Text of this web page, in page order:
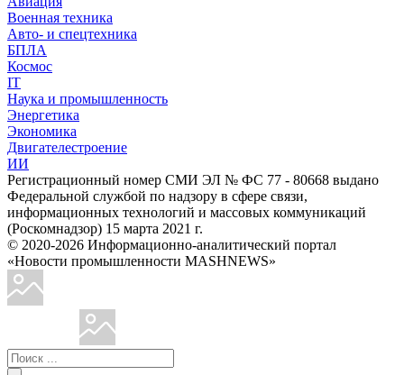
Военная техника
Авто- и спецтехника
БПЛА
Космос
IT
Наука и промышленность
Энергетика
Экономика
Двигателестроение
ИИ
Регистрационный номер СМИ ЭЛ № ФС 77 - 80668 выдано
Федеральной службой по надзору в сфере связи,
информационных технологий и массовых коммуникаций
(Роскомнадзор) 15 марта 2021 г.
© 2020-2026 Информационно-аналитический портал
«Новости промышленности MASHNEWS»